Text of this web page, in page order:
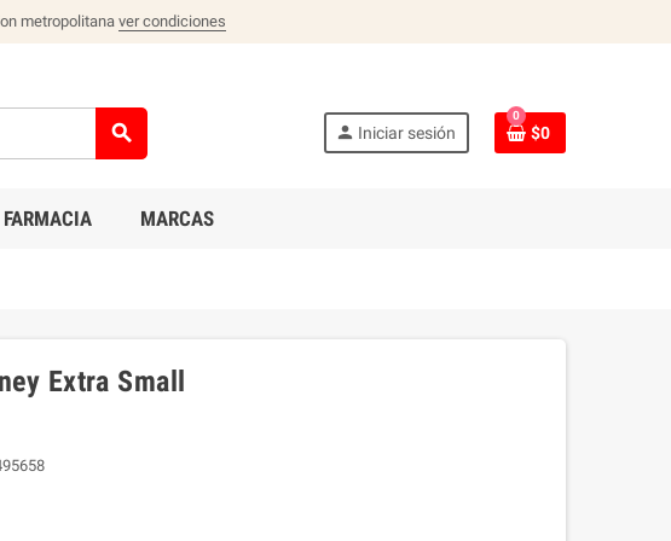
metropolitana ver condiciones
search person Iniciar sesión
0
$0
FARMACIA MARCAS
Extra Small